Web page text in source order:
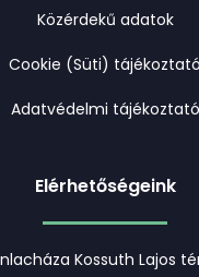
Közérdekű adatok
Cookie (Süti) tájékoztató
Adatvédelmi tájékoztató
Elérhetőségeink
Kossuth Lajos tér